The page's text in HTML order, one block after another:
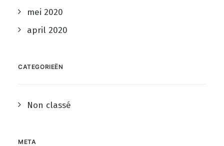
mei 2020
april 2020
CATEGORIEËN
Non classé
META